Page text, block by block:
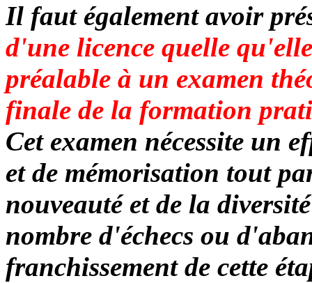
Il faut également avoir
d'une licence quelle
préalable à un examen
finale de la formation
Cet examen nécessite un
et de mémorisation tout
nouveauté et de la
nombre d'échecs ou
franchissement de cette